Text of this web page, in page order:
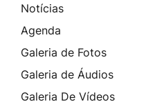
Notícias
Agenda
Galeria de Fotos
Galeria de Áudios
Galeria De Vídeos